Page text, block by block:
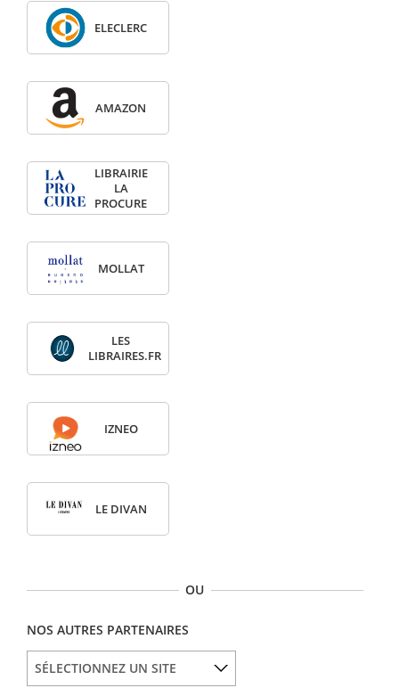
ELECLERC
AMAZON
LIBRAIRIE
LA
PROCURE
MOLLAT
LES
LIBRAIRES.FR
IZNEO
LE DIVAN
OU
NOS AUTRES PARTENAIRES
SÉLECTIONNEZ UN SITE